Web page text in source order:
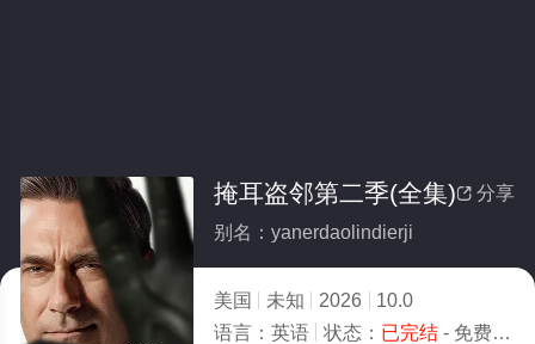
 分享
掩耳盗邻第二季(全集)
别名：yanerdaolindierji
美国 未知 2026
10.0
语言： 英语 状态： 已完结- 免费在线观看